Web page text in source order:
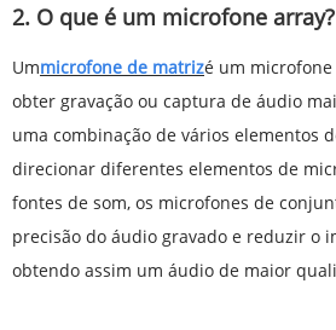
2. O que é um microfone array?
Ummicrofone de matrizé um
obter gravação ou captura de áudio
uma combinação de vários elementos
direcionar diferentes elementos de
fontes de som, os microfones de
precisão do áudio gravado e reduzir o
obtendo assim um áudio de maior